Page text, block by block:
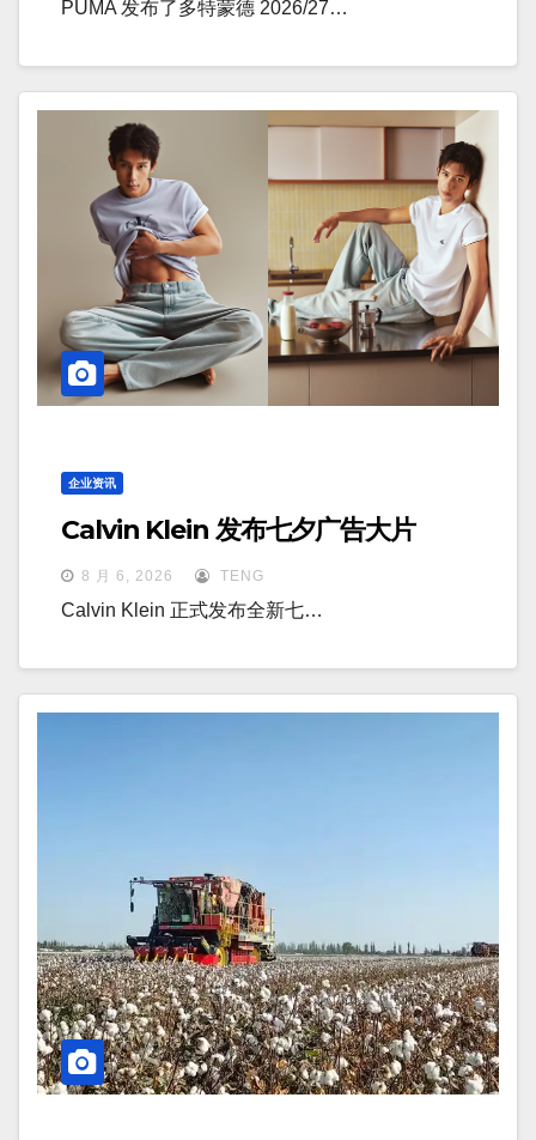
PUMA 发布了多特蒙德 2026/27…
企业资讯
Calvin Klein 发布七夕广告大片
8 月 6, 2026 TENG
Calvin Klein 正式发布全新七…